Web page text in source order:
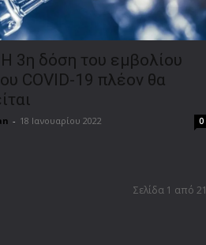
3η δόση του εμβολίου
COVID-19 πλέον θα
- 18 Ιανουαρίου 2022 0
Σελίδα 1 από 21